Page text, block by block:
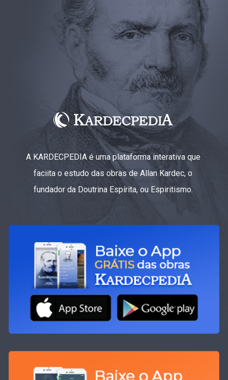
A KARDECPEDIA é uma plataforma interativa que
faciita o estudo das obras de Allan Kardec, o
fundador da Doutrina Espírita, ou Espiritismo.